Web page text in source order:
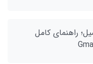
راهنمای کامل